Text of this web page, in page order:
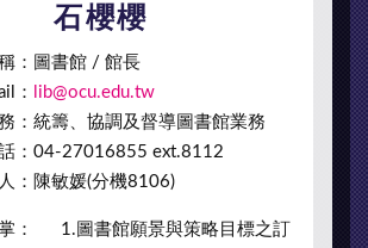
石櫻櫻
： 圖書館 / 館長
：
lib@ocu.edu.tw
：統籌、協調及督導圖書館業務
：04-27016855 ext.8112
： 陳敏媛(分機8106)
：
1.圖書館願景與策略目標之訂